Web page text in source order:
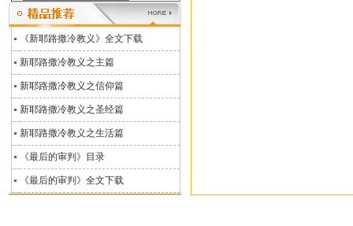
《新耶路撒冷教义》全文下载
新耶路撒冷教义之主篇
新耶路撒冷教义之信仰篇
新耶路撒冷教义之圣经篇
新耶路撒冷教义之生活篇
《最后的审判》目录
《最后的审判》全文下载